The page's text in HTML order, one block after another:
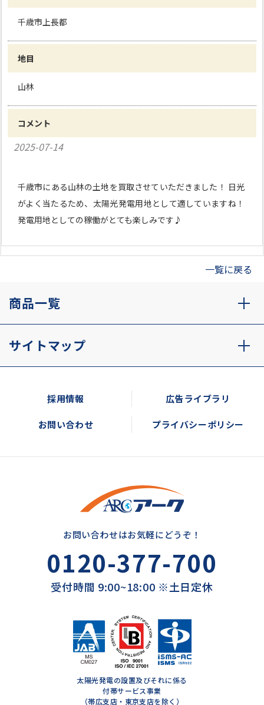
千歳市上長都
地目
山林
コメント
2025-07-14
千歳市にある山林の土地を買取させていただきました！ 日光
がよく当たるため、太陽光発電用地として適していますね！
発電用地としての稼働がとても楽しみです♪
一覧に戻る
商品一覧
サイトマップ
採用情報 広告ライブラリ
お問い合わせ プライバシーポリシー
お問い合わせはお気軽にどうぞ！
0120-377-700
受付時間 9:00~18:00 ※土日定休
太陽光発電の設置及びそれに係る
付帯サービス事業
（帯広支店・東京支店を除く）